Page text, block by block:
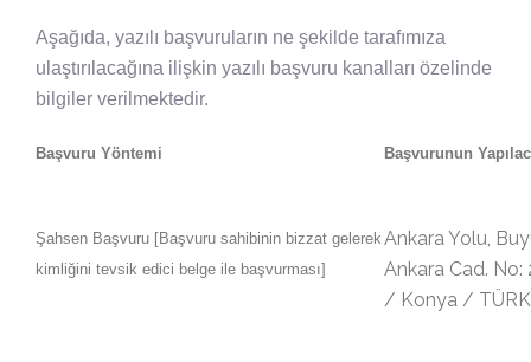
Aşağıda, yazılı başvuruların ne şekilde tarafımıza
ulaştırılacağına ilişkin yazılı başvuru kanalları özelinde
bilgiler verilmektedir.
Başvuru Yöntemi Başvurunun
Şahsen Başvuru [Başvuru sahibinin bizzat gelerek
kimliğini tevsik edici belge ile başvurması]
Ankara Yolu,
Ankara Cad.
/ Konya /